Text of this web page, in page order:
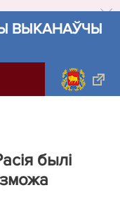
ВЫКАНАЎЧЫ
былі